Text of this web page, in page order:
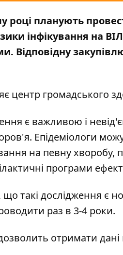
році планують
інфікування на
Відповідну
центр громадського
є важливою і
Епідеміологи
на певну хворобу,
програми
такі дослідження є
раз в 3-4 роки.
отримати дані